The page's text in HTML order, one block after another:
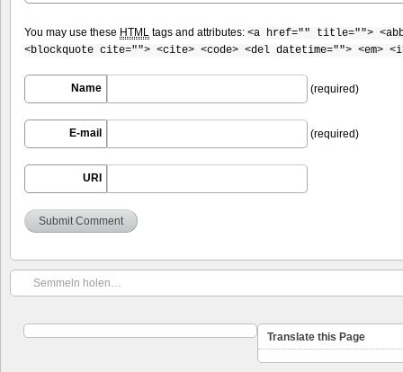
You may use these HTML tags and attributes: <a href="" title="">
<blockquote cite=""> <cite> <code> <del datetime=""> <em>
Name (required)
E-mail (required)
URI
Semmeln holen…
Translate this Page